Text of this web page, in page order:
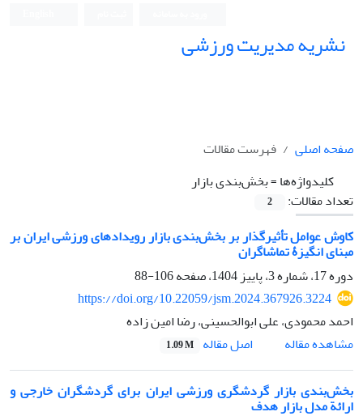
نشریه مدیریت ورزشی
صفحه اصلی
فهرست مقالات
کلیدواژه‌ها =بخش‌بندی بازار
تعداد مقالات:
2
کاوش عوامل تأثیرگذار بر بخش‌بندی بازار رویدادهای ورزشی ایران بر
مبنای انگیزۀ تماشاگران
دوره 17، شماره 3، پاییز 1404، صفحه
106-88
https://doi.org/10.22059/jsm.2024.367926.3224
احمد محمودی، علی ابوالحسینی، رضا امین زاده
مشاهده مقاله
اصل مقاله 1.09 M
بخش‌بندی بازار گردشگری ورزشی ایران برای گردشگران خارجی و
ارائة مدل بازار هدف